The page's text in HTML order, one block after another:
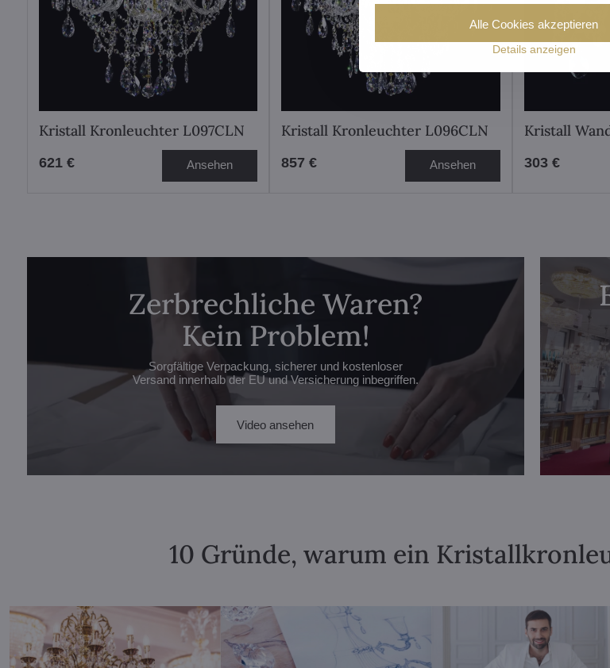
Kristall Kronleuchter L097CLN
621 € Ansehen
Kristall Kronleuchter L096CLN
857 € Ansehen
Kristall
303 €
Zerbrechliche Waren?
Kein Problem!
Sorgfältige Verpackung, sicherer und kostenloser
Versand innerhalb der EU und Versicherung inbegriffen.
Video ansehen
10 Gründe, warum ein
Details anzeigen
Alle Cookies akzeptieren